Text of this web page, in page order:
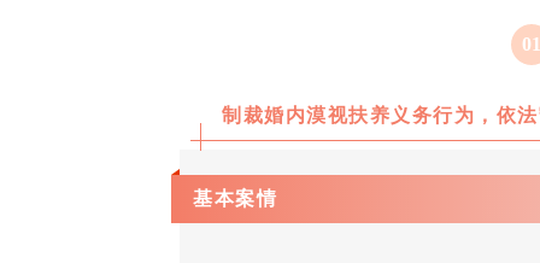
01
制裁婚内漠视扶养义务行为，依
基本案情